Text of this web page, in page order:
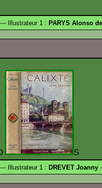
--- Illustrateur 1 : PARYS Alonso de
S
Illustrateur 1 : DREVET Joanny